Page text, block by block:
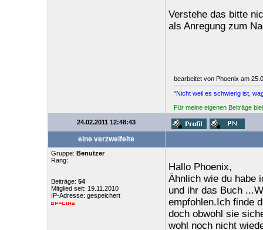
Verstehe das bitte
als Anregung zum
bearbeitet von Phoenix am
"Nicht weil es schwierig ist,
Für meine eigenen Beiträge
24.02.2011 12:48:43
eine verzweifelte
Gruppe: Benutzer
Rang:
Beiträge: 54
Mitglied seit: 19.11.2010
IP-Adresse: gespeichert
Hallo Phoenix,
Ähnlich wie du habe
und ihr das Buch
empfohlen.Ich finde
doch obwohl sie
wohl noch nicht